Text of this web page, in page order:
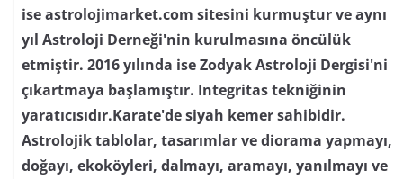
ise astrolojimarket.com sitesini kurmuştur ve aynı
yıl Astroloji Derneği'nin kurulmasına öncülük
etmiştir. 2016 yılında ise Zodyak Astroloji Dergisi'ni
çıkartmaya başlamıştır. Integritas tekniğinin
yaratıcısıdır.Karate'de siyah kemer sahibidir.
Astrolojik tablolar, tasarımlar ve diorama yapmayı,
doğayı, ekoköyleri, dalmayı, aramayı, yanılmayı ve